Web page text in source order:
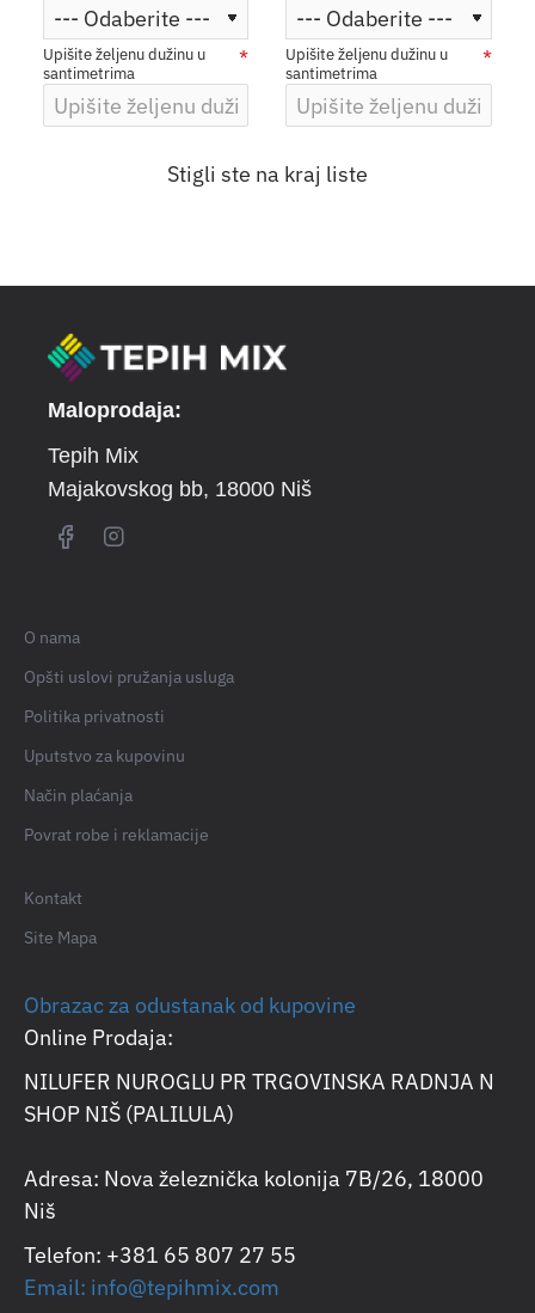
Upišite željenu dužinu u
santimetrima
Upišite željenu dužinu u
santimetrima
Stigli ste na kraj liste
Maloprodaja:
Tepih Mix
Majakovskog bb, 18000 Niš
O nama
Opšti uslovi pružanja usluga
Politika privatnosti
Uputstvo za kupovinu
Način plaćanja
Povrat robe i reklamacije
Kontakt
Site Mapa
Obrazac za odustanak od kupovine
Online Prodaja:
NILUFER NUROGLU PR TRGOVINSKA RADNJA N
SHOP NIŠ (PALILULA)
Adresa: Nova železnička kolonija 7B/26, 18000
Niš
Telefon: +381 65 807 27 55
Email: info@tepihmix.com